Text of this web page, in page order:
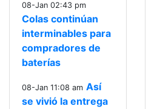
08-Jan 02:43 pm
Colas continúan
interminables para
compradores de
baterías
08-Jan 11:08 am Así
se vivió la entrega